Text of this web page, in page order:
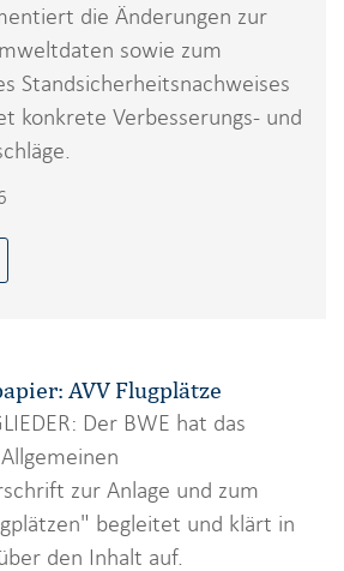
die Änderungen zur
sowie zum
Standsicherheitsnachweises
konkrete Verbesserungs- und
AVV Flugplätze
Der BWE hat das
zur Anlage und zum
begleitet und klärt in
den Inhalt auf.